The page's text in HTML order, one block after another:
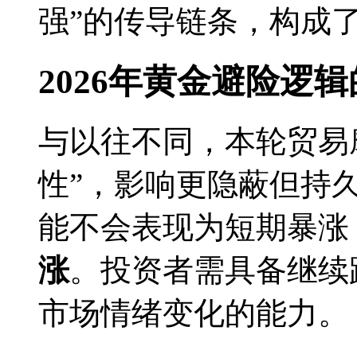
强”的传导链条，构成
2026年黄金避险逻
与以往不同，本轮贸
性”，影响更隐蔽但持
能不会表现为短期暴
涨。投资者需具备继
市场情绪变化的能力。